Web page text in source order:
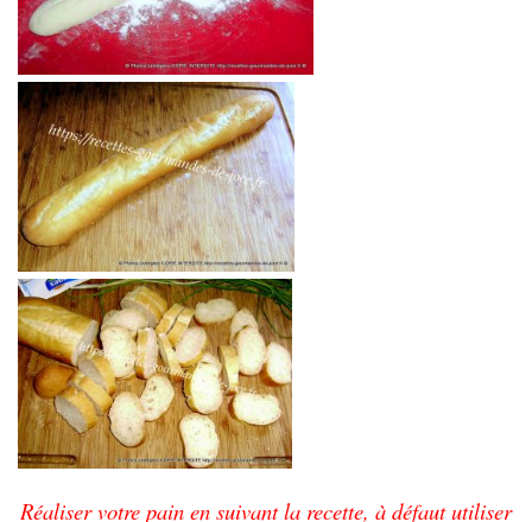
Réaliser votre pain en suivant la recette, à défaut utiliser